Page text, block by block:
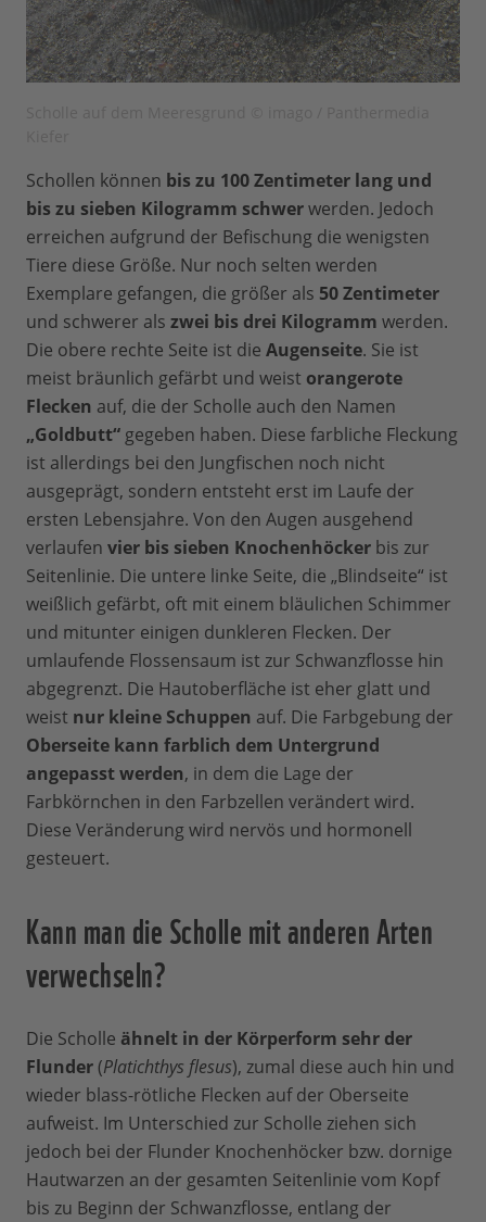
Schollen können bis zu 100 Zentimeter lang und
bis zu sieben Kilogramm schwerwerden. Jedoch
erreichen aufgrund der Befischung die wenigsten
Tiere diese Größe. Nur noch selten werden
Exemplare gefangen, die größer als 50 Zentimeter
und schwerer als zwei bis drei Kilogramm werden.
Die obere rechte Seite ist die Augenseite. Sie ist
meist bräunlich gefärbt und weist orangerote
Flecken auf, die der Scholle auch den Namen
„Goldbutt“ gegeben haben. Diese farbliche Fleckung
ist allerdings bei den Jungfischen noch nicht
ausgeprägt, sondern entsteht erst im Laufe der
ersten Lebensjahre. Von den Augen ausgehend
verlaufen vier bis sieben Knochenhöcker bis zur
Seitenlinie. Die untere linke Seite, die „Blindseite“ ist
weißlich gefärbt, oft mit einem bläulichen Schimmer
und mitunter einigen dunkleren Flecken. Der
umlaufende Flossensaum ist zur Schwanzflosse hin
abgegrenzt. Die Hautoberfläche ist eher glatt und
weist nur kleine Schuppen auf. Die Farbgebung der
Oberseite kann farblich dem Untergrund
angepasst werden, in dem die Lage der
Farbkörnchen in den Farbzellen verändert wird.
Diese Veränderung wird nervös und hormonell
gesteuert.
Kann man die Scholle mit anderen Arten
verwechseln?
Die Scholle ähnelt in der Körperform sehr der
Flunder(Platichthys flesus), zumal diese auch hin und
wieder blass-rötliche Flecken auf der Oberseite
aufweist. Im Unterschied zur Scholle ziehen sich
jedoch bei der Flunder Knochenhöcker bzw. dornige
Hautwarzen an der gesamten Seitenlinie vom Kopf
bis zu Beginn der Schwanzflosse, entlang der